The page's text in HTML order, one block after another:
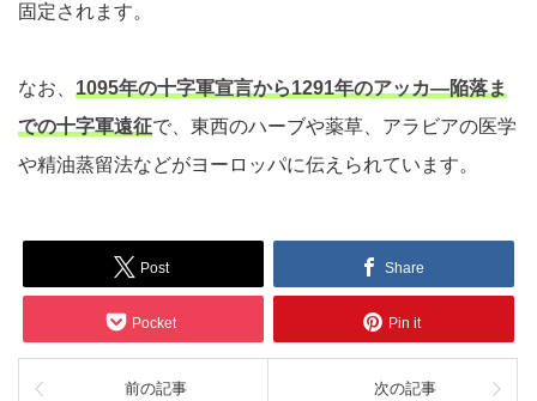
固定されます。
なお、 1095年の十字軍宣言から1291年のアッカ―陥落ま
での十字軍遠征で、東西のハーブや薬草、アラビアの医学
や精油蒸留法などがヨーロッパに伝えられています。
Post Share
Pocket Pin it
前の記事 次の記事